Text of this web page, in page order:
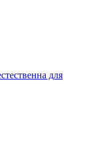
для